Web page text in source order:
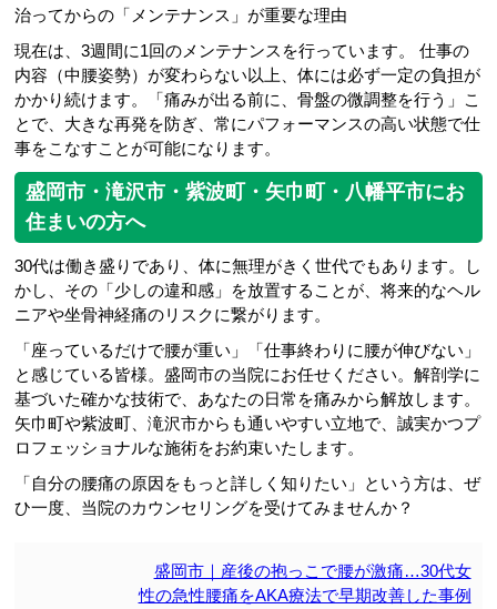
治ってからの「メンテナンス」が重要な理由
現在は、3週間に1回のメンテナンスを行っています。 仕事の
内容（中腰姿勢）が変わらない以上、体には必ず一定の負担が
かかり続けます。「痛みが出る前に、骨盤の微調整を行う」こ
とで、大きな再発を防ぎ、常にパフォーマンスの高い状態で仕
事をこなすことが可能になります。
盛岡市・滝沢市・紫波町・矢巾町・八幡平市にお
住まいの方へ
30代は働き盛りであり、体に無理がきく世代でもあります。し
かし、その「少しの違和感」を放置することが、将来的なヘル
ニアや坐骨神経痛のリスクに繋がります。
「座っているだけで腰が重い」「仕事終わりに腰が伸びない」
と感じている皆様。盛岡市の当院にお任せください。解剖学に
基づいた確かな技術で、あなたの日常を痛みから解放します。
矢巾町や紫波町、滝沢市からも通いやすい立地で、誠実かつプ
ロフェッショナルな施術をお約束いたします。
「自分の腰痛の原因をもっと詳しく知りたい」という方は、ぜ
ひ一度、当院のカウンセリングを受けてみませんか？
盛岡市｜産後の抱っこで腰が激痛…30代女
性の急性腰痛をAKA療法で早期改善した事例